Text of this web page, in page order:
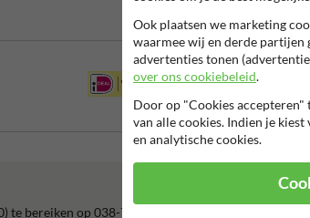
te bereiken op 038-7920070.
Ook plaatsen we marketing
waarmee wij en derde partijen
advertenties tonen
over ons cookiebeleid.
Door op "Cookies accepteren"
van alle cookies. Indien je kiest
en analytische cookies.